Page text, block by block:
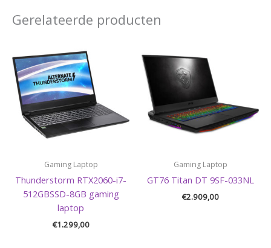
Gerelateerde producten
Gaming Laptop
Thunderstorm RTX2060-i7-
512GBSSD-8GB gaming
laptop
€1.299,00
Gaming Laptop
GT76 Titan DT 9SF-033NL
€2.909,00